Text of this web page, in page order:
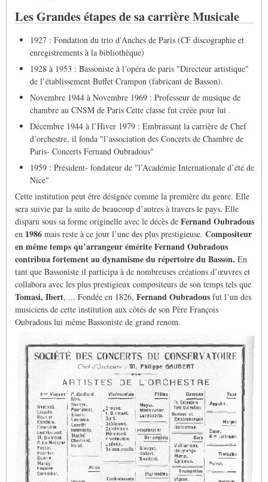
Les Grandes étapes de sa carrière Musicale
1927 : Fondation du trio d’Anches de Paris (CF discographie et
enregistrements à la bibliothèque)
1928 à 1953 : Bassoniste à l’opéra de paris "Directeur artistique"
de l’établissement Buffet Crampon (fabricant de Basson).
Novembre 1944 à Novembre 1969 : Professeur de musique de
chambre au CNSM de Paris Cette classe fut créée pour lui .
Décembre 1944 à l’Hiver 1979 : Embrassant la carrière de Chef
d’orchestre, il fonda "l’association des Concerts de Chambre de
Paris- Concerts Fernand Oubradous"
1959 : Président- fondateur de "l’Académie Internationale d’été de
Nice"
Cette institution peut être désignée comme la première du genre. Elle
sera suivie par la suite de beaucoup d’autres à travers le pays. Elle
disparu sous sa forme originelle avec le décès de Fernand Oubradous
en 1986 mais reste à ce jour l’une des plus prestigieuse. Compositeur
en même temps qu’arrangeur émérite Fernand Oubradous
contribua fortement au dynamisme du répertoire du Basson. En
tant que Bassoniste il participa à de nombreuses créations d’œuvres et
collabora avec les plus prestigieux compositeurs de son temps tels que
Tomasi, Ibert, ... Fondée en 1826, Fernand Oubradous fut l’un des
musiciens de cette institution aux côtés de son Père François
Oubradous lui même Bassoniste de grand renom.